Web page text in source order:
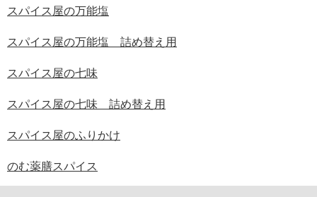
スパイス屋の万能塩
スパイス屋の万能塩 詰め替え用
スパイス屋の七味
スパイス屋の七味 詰め替え用
スパイス屋のふりかけ
のむ薬膳スパイス